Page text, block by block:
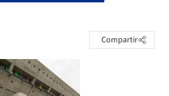
Compartir